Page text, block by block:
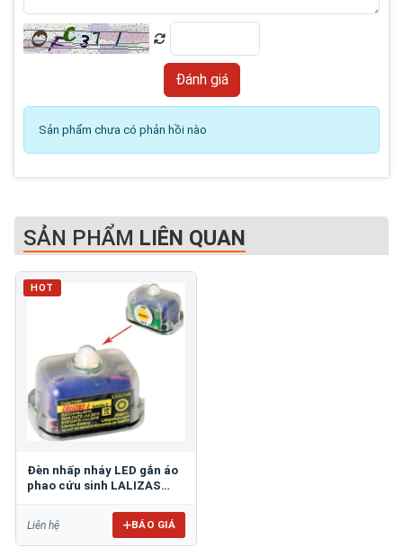
Sản phẩm chưa có phản hồi nào
SẢN PHẨM LIÊN QUAN
HOT
Đèn nhấp nháy LED gắn áo
phao cứu sinh LALIZAS
Liên hệ BÁO GIÁ